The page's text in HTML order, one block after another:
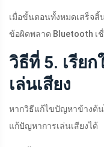
เมื่อขั้นตอนทั้งหมดเสร็จสิ้
ข้อผิดพลาด Bluetooth เ
วิธีที่ 5. เรีย
เล่นเสียง
หากวิธีแก้ไขปัญหาข้างต้น
แก้ปัญหาการเล่นเสียงได้